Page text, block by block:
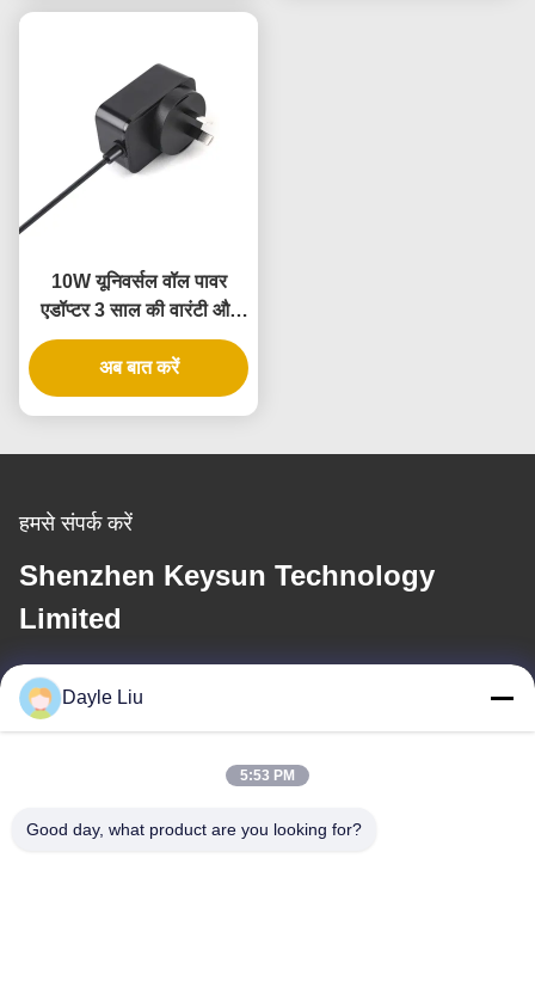
10W यूनिवर्सल वॉल पावर
एडॉप्टर 3 साल की वारंटी और
कई आउटपुट वोल्टेज के साथ
अब बात करें
हमसे संपर्क करें
Shenzhen Keysun Technology
Limited
ई-मेल
dayle@keysuntech.com
हमारा पता
Dayle Liu
5:53 PM
Good day, what product are you looking for?